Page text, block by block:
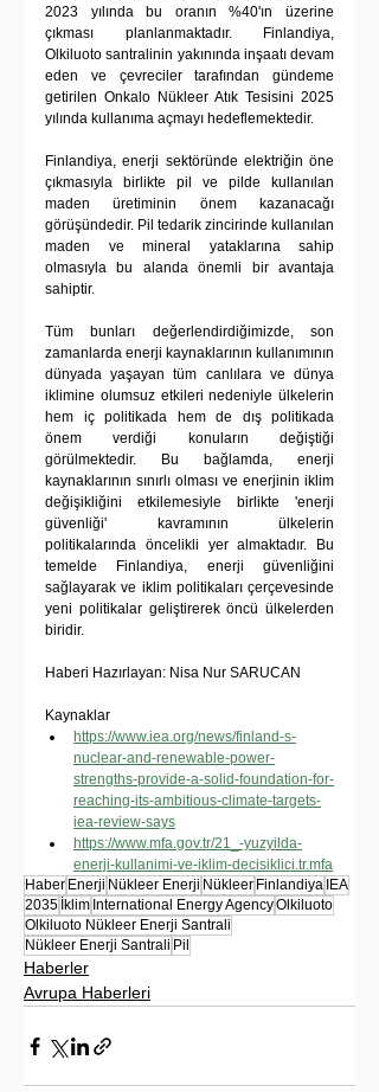
2023 yılında bu oranın %40'ın üzerine
çıkması planlanmaktadır. Finlandiya,
Olkiluoto santralinin yakınında inşaatı devam
eden ve çevreciler tarafından gündeme
getirilen Onkalo Nükleer Atık Tesisini 2025
yılında kullanıma açmayı hedeflemektedir.
Finlandiya, enerji sektöründe elektriğin öne
çıkmasıyla birlikte pil ve pilde kullanılan
maden üretiminin önem kazanacağı
görüşündedir. Pil tedarik zincirinde kullanılan
maden ve mineral yataklarına sahip
olmasıyla bu alanda önemli bir avantaja
sahiptir.
Tüm bunları değerlendirdiğimizde, son
zamanlarda enerji kaynaklarının kullanımının
dünyada yaşayan tüm canlılara ve dünya
iklimine olumsuz etkileri nedeniyle ülkelerin
hem iç politikada hem de dış politikada
önem verdiği konuların değiştiği
görülmektedir. Bu bağlamda, enerji
kaynaklarının sınırlı olması ve enerjinin iklim
değişikliğini etkilemesiyle birlikte 'enerji
güvenliği' kavramının ülkelerin
politikalarında öncelikli yer almaktadır. Bu
temelde Finlandiya, enerji güvenliğini
sağlayarak ve iklim politikaları çerçevesinde
yeni politikalar geliştirerek öncü ülkelerden
biridir.
Haberi Hazırlayan: Nisa Nur SARUCAN
Kaynaklar
https://www.iea.org/news/finland-s-
nuclear-and-renewable-power-
strengths-provide-a-solid-foundation-for-
reaching-its-ambitious-climate-targets-
iea-review-says
https://www.mfa.gov.tr/21_-yuzyilda-
enerji-kullanimi-ve-iklim-decisiklici.tr.mfa
Haber Enerji Nükleer Enerji Nükleer Finlandiya IEA
2035 İklim International Energy AgencyOlkiluoto
Olkiluoto Nükleer Enerji Santrali
Nükleer Enerji Santrali Pil
Haberler
Avrupa Haberleri